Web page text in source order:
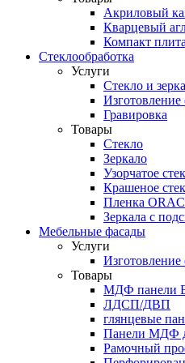
Акриловый
Кварцевый
Компакт плита
Стеклообработка
Услуги
Стекло и
Изготовление
Гравировка
Товары
Стекло
Зеркало
Узорчатое
Крашеное
Пленка
Зеркала с
Мебельные фасады
Услуги
Изготовление
Товары
МДФ панели
ЛДСП/ДВП
глянцевые
Панели МДФ
Рамочный